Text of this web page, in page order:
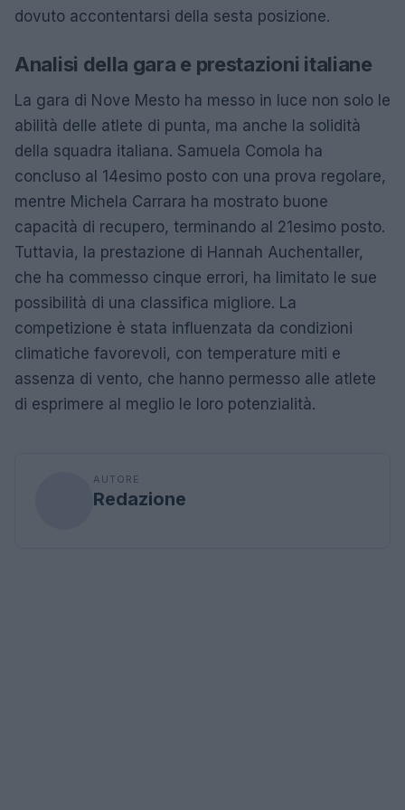
dovuto accontentarsi della sesta posizione.
Analisi della gara e prestazioni italiane
La gara di Nove Mesto ha messo in luce non solo le
abilità delle atlete di punta, ma anche la solidità
della squadra italiana. Samuela Comola ha
concluso al 14esimo posto con una prova regolare,
mentre Michela Carrara ha mostrato buone
capacità di recupero, terminando al 21esimo posto.
Tuttavia, la prestazione di Hannah Auchentaller,
che ha commesso cinque errori, ha limitato le sue
possibilità di una classifica migliore. La
competizione è stata influenzata da condizioni
climatiche favorevoli, con temperature miti e
assenza di vento, che hanno permesso alle atlete
di esprimere al meglio le loro potenzialità.
AUTORE
Redazione